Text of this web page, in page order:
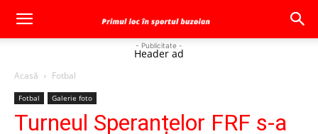
- Publicitate -
Header ad
Acasă Fotbal
Fotbal Galerie foto
Turneul Speranțelor FRF s-a